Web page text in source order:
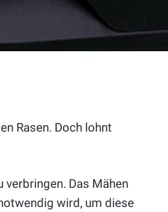
Rasen. Doch lohnt
verbringen. Das Mähen
wird, um diese